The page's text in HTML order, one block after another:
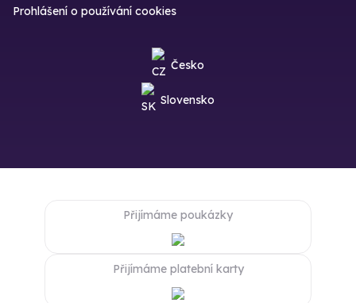
Prohlášení o používání cookies
Česko
Slovensko
Přijímáme poukázky
Přijímáme platební karty